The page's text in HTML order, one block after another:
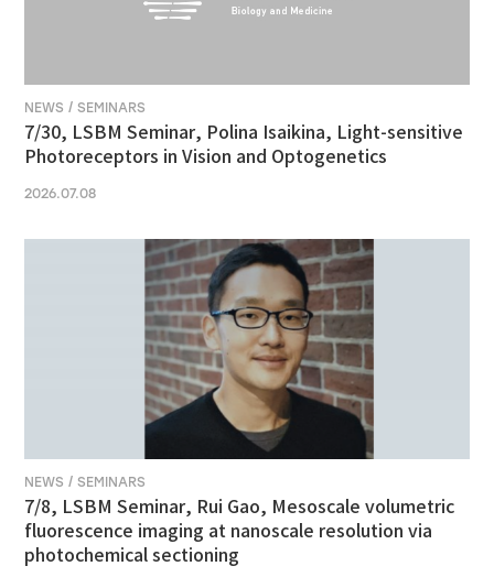
NEWS / SEMINARS
7/30, LSBM Seminar, Polina Isaikina, Light-sensitive
Photoreceptors in Vision and Optogenetics
2026.07.08
NEWS / SEMINARS
7/8, LSBM Seminar, Rui Gao, Mesoscale volumetric
fluorescence imaging at nanoscale resolution via
photochemical sectioning